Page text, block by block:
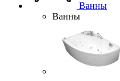
Ванны
Ванны